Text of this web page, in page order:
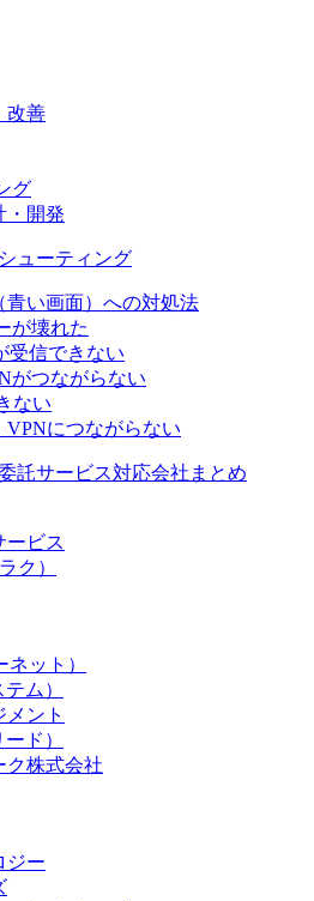
改善
グ
・開発
ューティング
青い画面）への対処法
が壊れた
受信できない
がつながらない
ない
につながらない
託サービス対応会社まとめ
ービス
ク）
ット）
ム）
ント
ド）
ク株式会社
ジー